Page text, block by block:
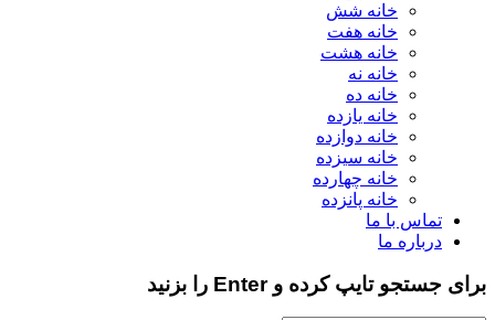
خانه شش
خانه هفت
خانه هشت
خانه نه
خانه ده
خانه یازده
خانه دوازده
خانه سیزده
خانه چهارده
خانه پانزده
تماس با ما
درباره ما
برای جستجو تایپ کرده و Enter را بزنید